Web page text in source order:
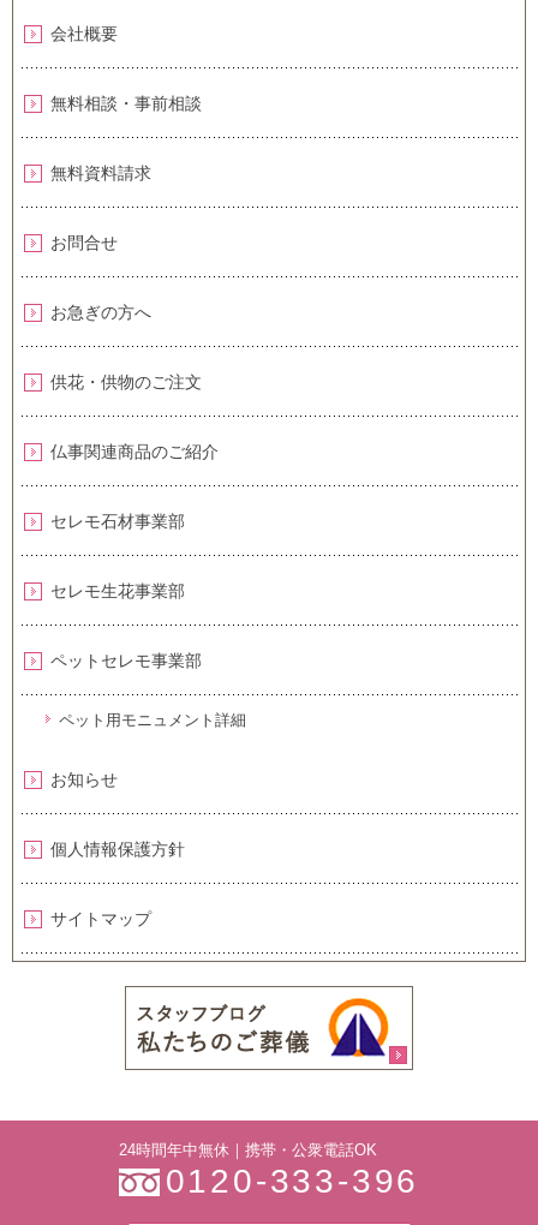
会社概要
無料相談・事前相談
無料資料請求
お問合せ
お急ぎの方へ
供花・供物のご注文
仏事関連商品のご紹介
セレモ石材事業部
セレモ生花事業部
ペットセレモ事業部
ペット用モニュメント詳細
お知らせ
個人情報保護方針
サイトマップ
24時間年中無休｜携帯・公衆電話OK
0120-333-396